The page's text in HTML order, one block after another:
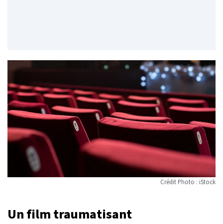
Crédit Photo : iStock
Un film traumatisant